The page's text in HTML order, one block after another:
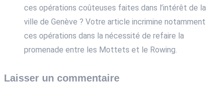
ces opérations coûteuses faites dans l’intérêt de la
ville de Genève ? Votre article incrimine notamment
ces opérations dans la nécessité de refaire la
promenade entre les Mottets et le Rowing.
Laisser un commentaire